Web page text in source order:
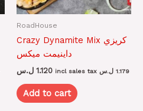
RoadHouse
Crazy Dynamite Mix كريزي
داينيمت ميكس
1.120 ل.س incl sales tax 1.179 ل.س
Add to cart